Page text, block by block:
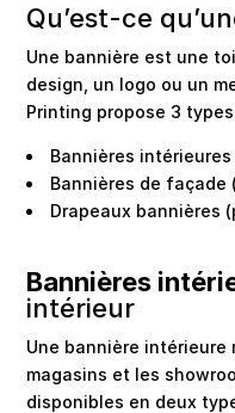
Qu’est-ce
Une bannière est une
design, un logo ou un
Printing propose 3
Bannières
Bannières de façade
Drapeaux bannières
Bannières
intérieur
Une bannière
magasins et les
disponibles en deux